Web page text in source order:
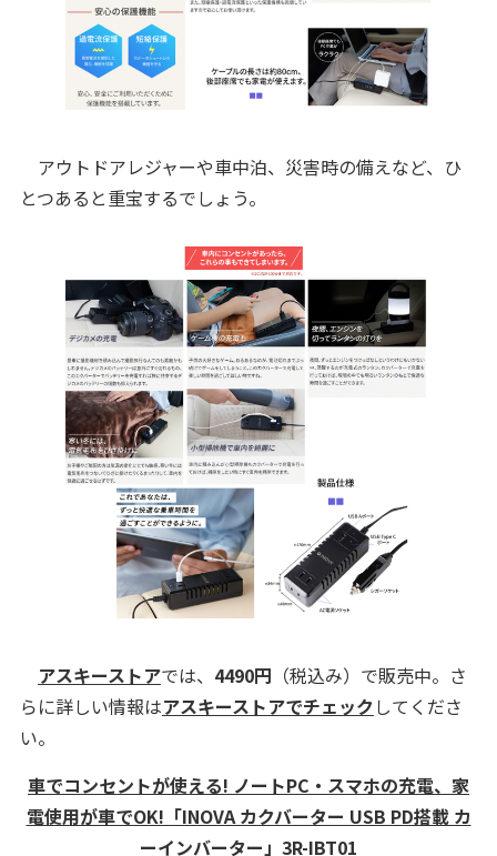
アウトドアレジャーや車中泊、災害時の備えなど、ひ
とつあると重宝するでしょう。
アスキーストアでは、 4490円 （税込み）で販売中。さ
らに詳しい情報はアスキーストアでチェックしてくださ
い。
車でコンセントが使える! ノートPC・スマホの充電、家
電使用が車でOK!「INOVA カクバーター USB PD搭載 カ
ーインバーター」3R-IBT01